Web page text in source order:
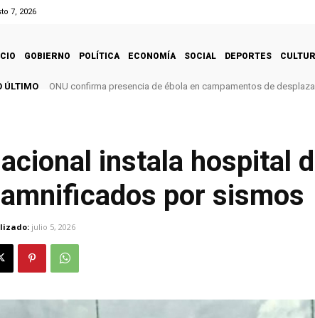
7, 2026
GOBIERNO POLÍTICA ECONOMÍA SOCIAL DEPORTES
ÚLTIMO ONU confirma presencia de ébola en campamentos de
instala hospital
por sismos
julio 5, 2026